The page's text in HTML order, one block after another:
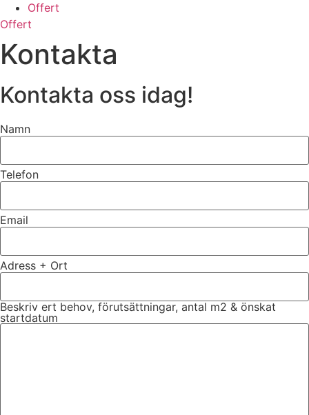
Offert
Offert
Kontakta
Kontakta oss idag!
Namn
Telefon
Email
Adress + Ort
Beskriv ert behov, förutsättningar, antal m2 & önskat
startdatum